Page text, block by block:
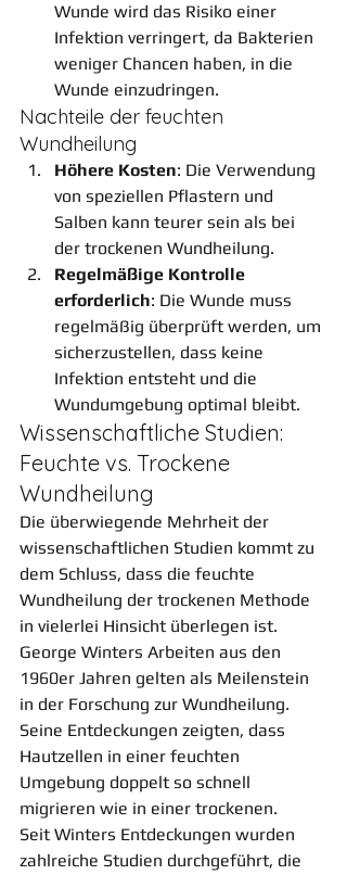
Wunde wird das Risiko einer
Infektion verringert, da Bakterien
weniger Chancen haben, in die
Wunde einzudringen.
Nachteile der feuchten
Wundheilung
Höhere Kosten: Die Verwendung
von speziellen Pflastern und
Salben kann teurer sein als bei
der trockenen Wundheilung.
Regelmäßige Kontrolle
erforderlich: Die Wunde muss
regelmäßig überprüft werden, um
sicherzustellen, dass keine
Infektion entsteht und die
Wundumgebung optimal bleibt.
Wissenschaftliche Studien:
Feuchte vs. Trockene
Wundheilung
Die überwiegende Mehrheit der
wissenschaftlichen Studien kommt zu
dem Schluss, dass die feuchte
Wundheilung der trockenen Methode
in vielerlei Hinsicht überlegen ist.
George Winters Arbeiten aus den
1960er Jahren gelten als Meilenstein
in der Forschung zur Wundheilung.
Seine Entdeckungen zeigten, dass
Hautzellen in einer feuchten
Umgebung doppelt so schnell
migrieren wie in einer trockenen.
Seit Winters Entdeckungen wurden
zahlreiche Studien durchgeführt, die